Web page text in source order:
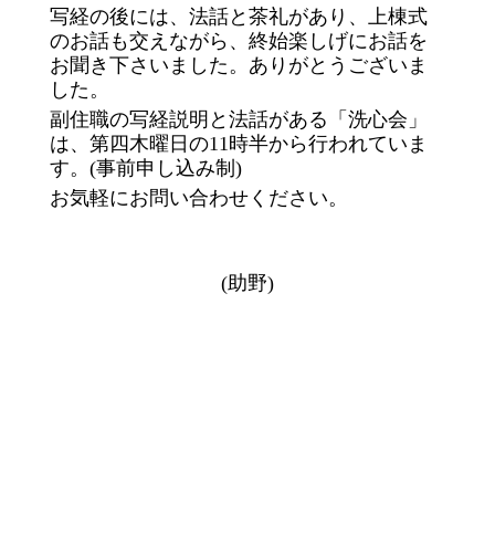
写経の後には、法話と茶礼があり、上棟式
のお話も交えながら、終始楽しげにお話を
お聞き下さいました。ありがとうございま
した。
副住職の写経説明と法話がある「洗心会」
は、第四木曜日の11時半から行われていま
す。(事前申し込み制)
お気軽にお問い合わせください。
(助野)